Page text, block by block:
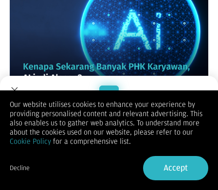
Fenomena PHK massal dalam beberapa tahun terakhir tidak
bisa dilepaskan dari perubahan besar dalam ekonomi global.
Mulai dari perlambatan ekonomi, tekanan geopolitik, hingga
revolusi teknologi seperti Artificial Intelligence (AI) , semuanya
berkontribusi terhadap perubahan struktur tenaga kerja.
soal AI. Ini adalah kombinasi kompleks dari berbagai faktor
yang saling berkaitan.
Alarm dari PHK Massal Oracle di Market
Welcome to Dupoin.
Trade with a Trusted Broker
Sign in
Our website utilises cookies to enhance your experience by
providing personalised content and relevant advertising. This
also enables us to gather web analytics. To understand more
about the cookies used on our website, please refer to our
Cookie Policy for a comprehensive list.
Decline Accept